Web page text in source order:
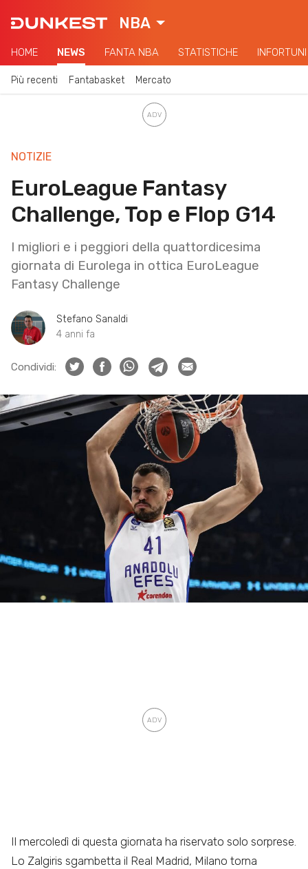
NBA
HOME NEWS FANTA NBA STATISTICHE INFORTUNI
Più recenti Fantabasket Mercato
NOTIZIE
EuroLeague Fantasy
Challenge, Top e Flop G14
I migliori e i peggiori della quattordicesima
giornata di Eurolega in ottica EuroLeague
Fantasy Challenge
Stefano Sanaldi
4 anni fa
Condividi:
Il mercoledì di questa giornata ha riservato solo sorprese.
Lo Zalgiris sgambetta il Real Madrid, Milano torna